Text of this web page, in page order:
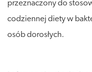
przeznaczony do
codziennej diety w
osób dorosłych.